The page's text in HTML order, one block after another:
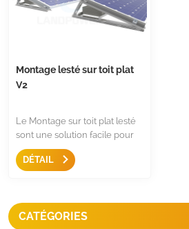
Montage lesté sur toit plat
V2
Le Montage sur toit plat lesté
sont une solution facile pour
monter le panneau, avec une
conception antidérapante, un
rangement facile.
DÉTAIL
CATÉGORIES